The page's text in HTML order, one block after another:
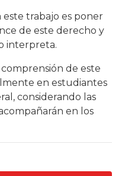
este trabajo es poner
de este derecho y
interpreta.
de este
en estudiantes
considerando las
en los